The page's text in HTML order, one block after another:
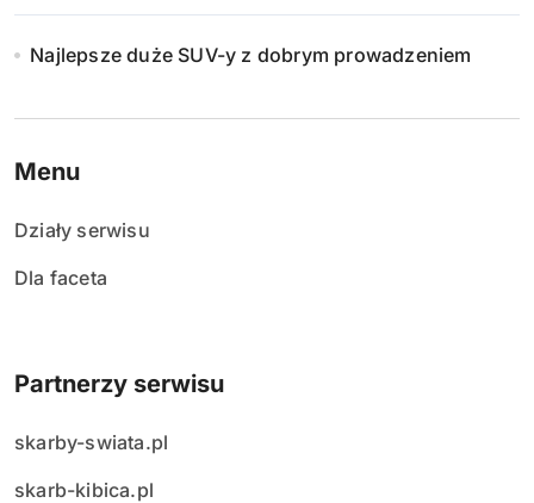
Najlepsze duże SUV-y z dobrym prowadzeniem
Menu
Działy serwisu
Dla faceta
Partnerzy serwisu
skarby-swiata.pl
skarb-kibica.pl